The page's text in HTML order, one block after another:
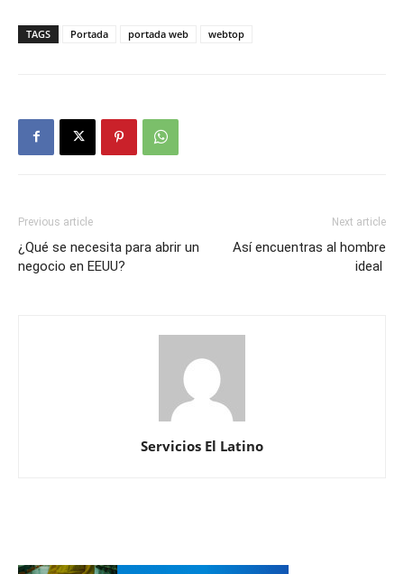
TAGS Portada portada web webtop
Previous article
¿Qué se necesita para abrir un
negocio en EEUU?
Next article
Así encuentras al hombre
ideal
Servicios El Latino